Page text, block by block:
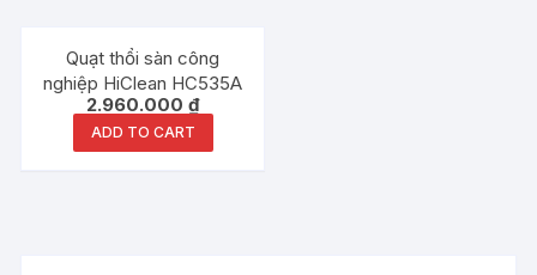
Quạt thổi sàn công
nghiệp HiClean HC535A
2.960.000₫
ADD TO CART